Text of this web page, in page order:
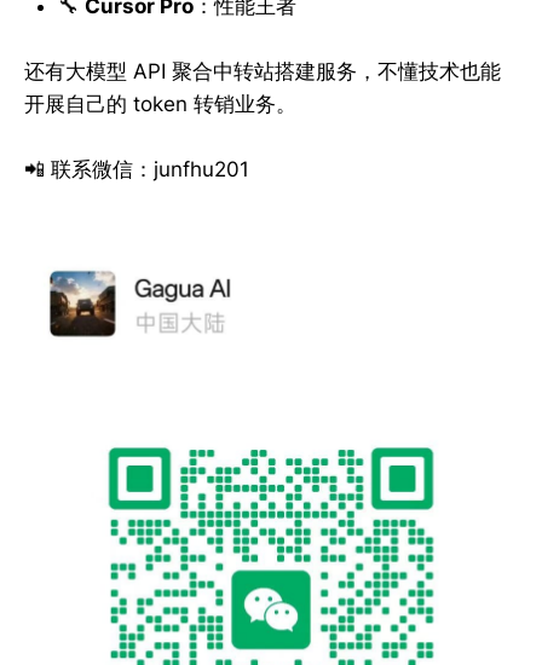
🔧 Cursor Pro ：性能王者
还有大模型 API 聚合中转站搭建服务，不懂技术也能
开展自己的 token 转销业务。
📲 联系微信：junfhu201